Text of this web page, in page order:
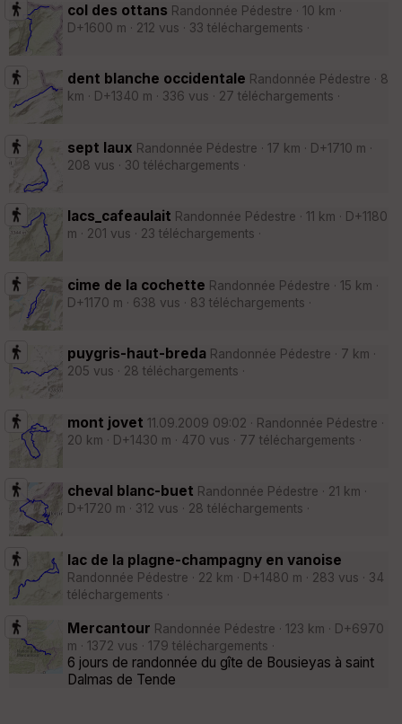
col des ottans Randonnée Pédestre · 10 km ·
D+1600 m · 212 vus · 33 téléchargements ·
dent blanche occidentale Randonnée Pédestre · 8
km · D+1340 m · 336 vus · 27 téléchargements ·
sept laux Randonnée Pédestre · 17 km · D+1710 m ·
208 vus · 30 téléchargements ·
lacs_cafeaulait Randonnée Pédestre · 11 km · D+1180
m · 201 vus · 23 téléchargements ·
cime de la cochette Randonnée Pédestre · 15 km ·
D+1170 m · 638 vus · 83 téléchargements ·
puygris-haut-breda Randonnée Pédestre · 7 km ·
205 vus · 28 téléchargements ·
mont jovet 11.09.2009 09:02 · Randonnée Pédestre ·
20 km · D+1430 m · 470 vus · 77 téléchargements ·
cheval blanc-buet Randonnée Pédestre · 21 km ·
D+1720 m · 312 vus · 28 téléchargements ·
lac de la plagne-champagny en vanoise
Randonnée Pédestre · 22 km · D+1480 m · 283 vus · 34
téléchargements ·
Mercantour Randonnée Pédestre · 123 km · D+6970
m · 1372 vus · 179 téléchargements ·
6 jours de randonnée du gîte de Bousieyas à saint
Dalmas de Tende